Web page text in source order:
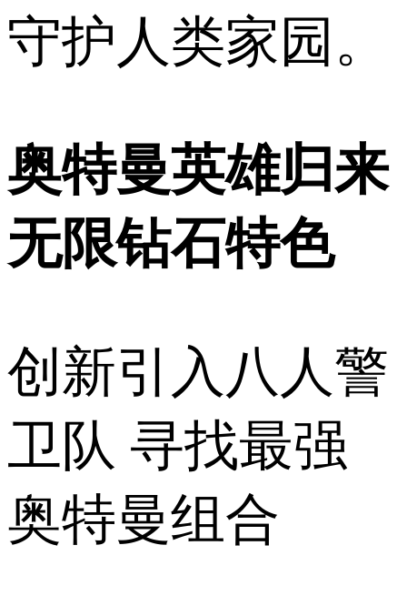
守护人类家园。
奥特曼英雄归来
无限钻石特色
创新引入八人警
卫队 寻找最强
奥特曼组合